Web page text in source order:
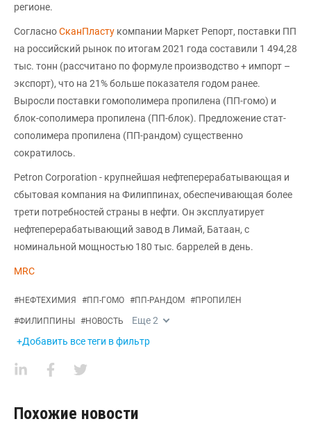
регионе.
СогласноСканПласту компании Маркет Репорт, поставки ПП
на российский рынок по итогам 2021 года составили 1 494,28
тыс. тонн (рассчитано по формуле производство + импорт –
экспорт), что на 21% больше показателя годом ранее.
Выросли поставки гомополимера пропилена (ПП-гомо) и
блок-сополимера пропилена (ПП-блок). Предложение стат-
сополимера пропилена (ПП-рандом) существенно
сократилось.
Petron Corporation - крупнейшая нефтеперерабатывающая и
сбытовая компания на Филиппинах, обеспечивающая более
трети потребностей страны в нефти. Он эксплуатирует
нефтеперерабатывающий завод в Лимай, Батаан, с
номинальной мощностью 180 тыс. баррелей в день.
MRC
#НЕФТЕХИМИЯ #ПП-ГОМО #ПП-РАНДОМ #ПРОПИЛЕН
#ФИЛИППИНЫ #НОВОСТЬ Еще2
+Добавить все теги в фильтр
Похожие новости